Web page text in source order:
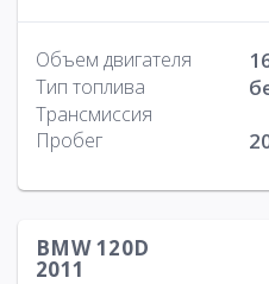
Объем двигателя
Тип топлива
Трансмиссия
Пробег
BMW 120D
2011